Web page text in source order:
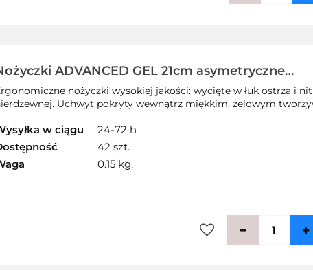
ADVANCED GEL 21cm asymetryczne
499210nożyczki wysokiej jakości: wycięte w łuk ostrza i
Uchwyt pokryty wewnątrz miękkim, żelowym
w ciągu
24-72 h
42 szt.
0.15 kg.